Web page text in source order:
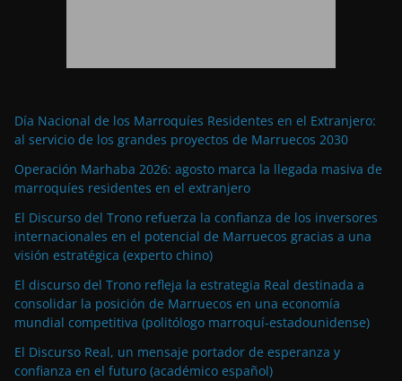
Día Nacional de los Marroquíes Residentes en el Extranjero:
al servicio de los grandes proyectos de Marruecos 2030
Operación Marhaba 2026: agosto marca la llegada masiva de
marroquíes residentes en el extranjero
El Discurso del Trono refuerza la confianza de los inversores
internacionales en el potencial de Marruecos gracias a una
visión estratégica (experto chino)
El discurso del Trono refleja la estrategia Real destinada a
consolidar la posición de Marruecos en una economía
mundial competitiva (politólogo marroquí-estadounidense)
El Discurso Real, un mensaje portador de esperanza y
confianza en el futuro (académico español)